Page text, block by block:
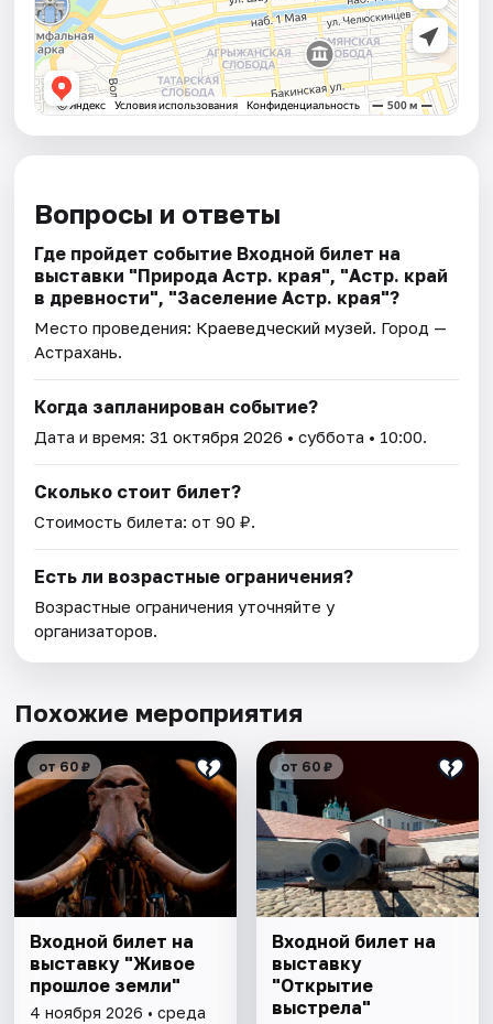
Вопросы и ответы
Где пройдет событие Входной билет на
выставки "Природа Астр. края", "Астр. край
в древности", "Заселение Астр. края"?
Место проведения: Краеведческий музей. Город —
Астрахань.
Когда запланирован событие?
Дата и время:31 октября 2026 • суббота • 10:00.
Сколько стоит билет?
Стоимость билета: от 90 ₽.
Есть ли возрастные ограничения?
Возрастные ограничения уточняйте у
организаторов.
Похожие мероприятия
от 60 ₽
Входной билет на
выставку "Живое
прошлое земли"
4 ноября 2026 • среда
от 60 ₽
Входной билет на
выставку
"Открытие
выстрела"